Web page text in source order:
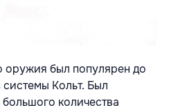
оружия был популярен до
Кольт. Был
количества